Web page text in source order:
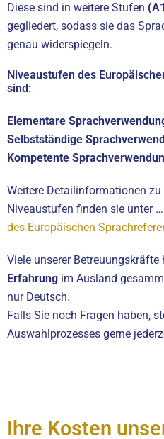
Diese sind in weitere Stufen
gegliedert, sodass sie das
genau widerspiegeln.
Niveaustufen des
sind:
Elementare
Selbstständige
Kompetente
Weitere Detailinformationen zu
Niveaustufen finden sie unter
des Europäischen
Viele unserer Betreuungskräfte
Erfahrung im Ausland
nur Deutsch.
Falls Sie noch Fragen haben,
Auswahlprozesses gerne
Ihre Kosten